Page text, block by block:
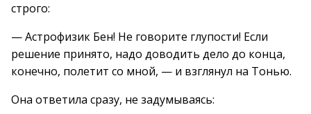
строго:
— Астрофизик Бен! Не говорите глупости! Если
решение принято, надо доводить дело до конца,
конечно, полетит со мной, — и взглянул на Тонью.
Она ответила сразу, не задумываясь: